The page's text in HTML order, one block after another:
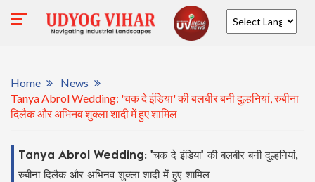
Home
News
Tanya Abrol Wedding: 'चक दे इंडिया' की बलबीर बनी दुल्हनियां, रुबीना
दिलैक और अभिनव शुक्ला शादी में हुए शामिल
Tanya Abrol Wedding: 'चक दे इंडिया' की बलबीर बनी दुल्हनियां,
रुबीना दिलैक और अभिनव शुक्ला शादी में हुए शामिल